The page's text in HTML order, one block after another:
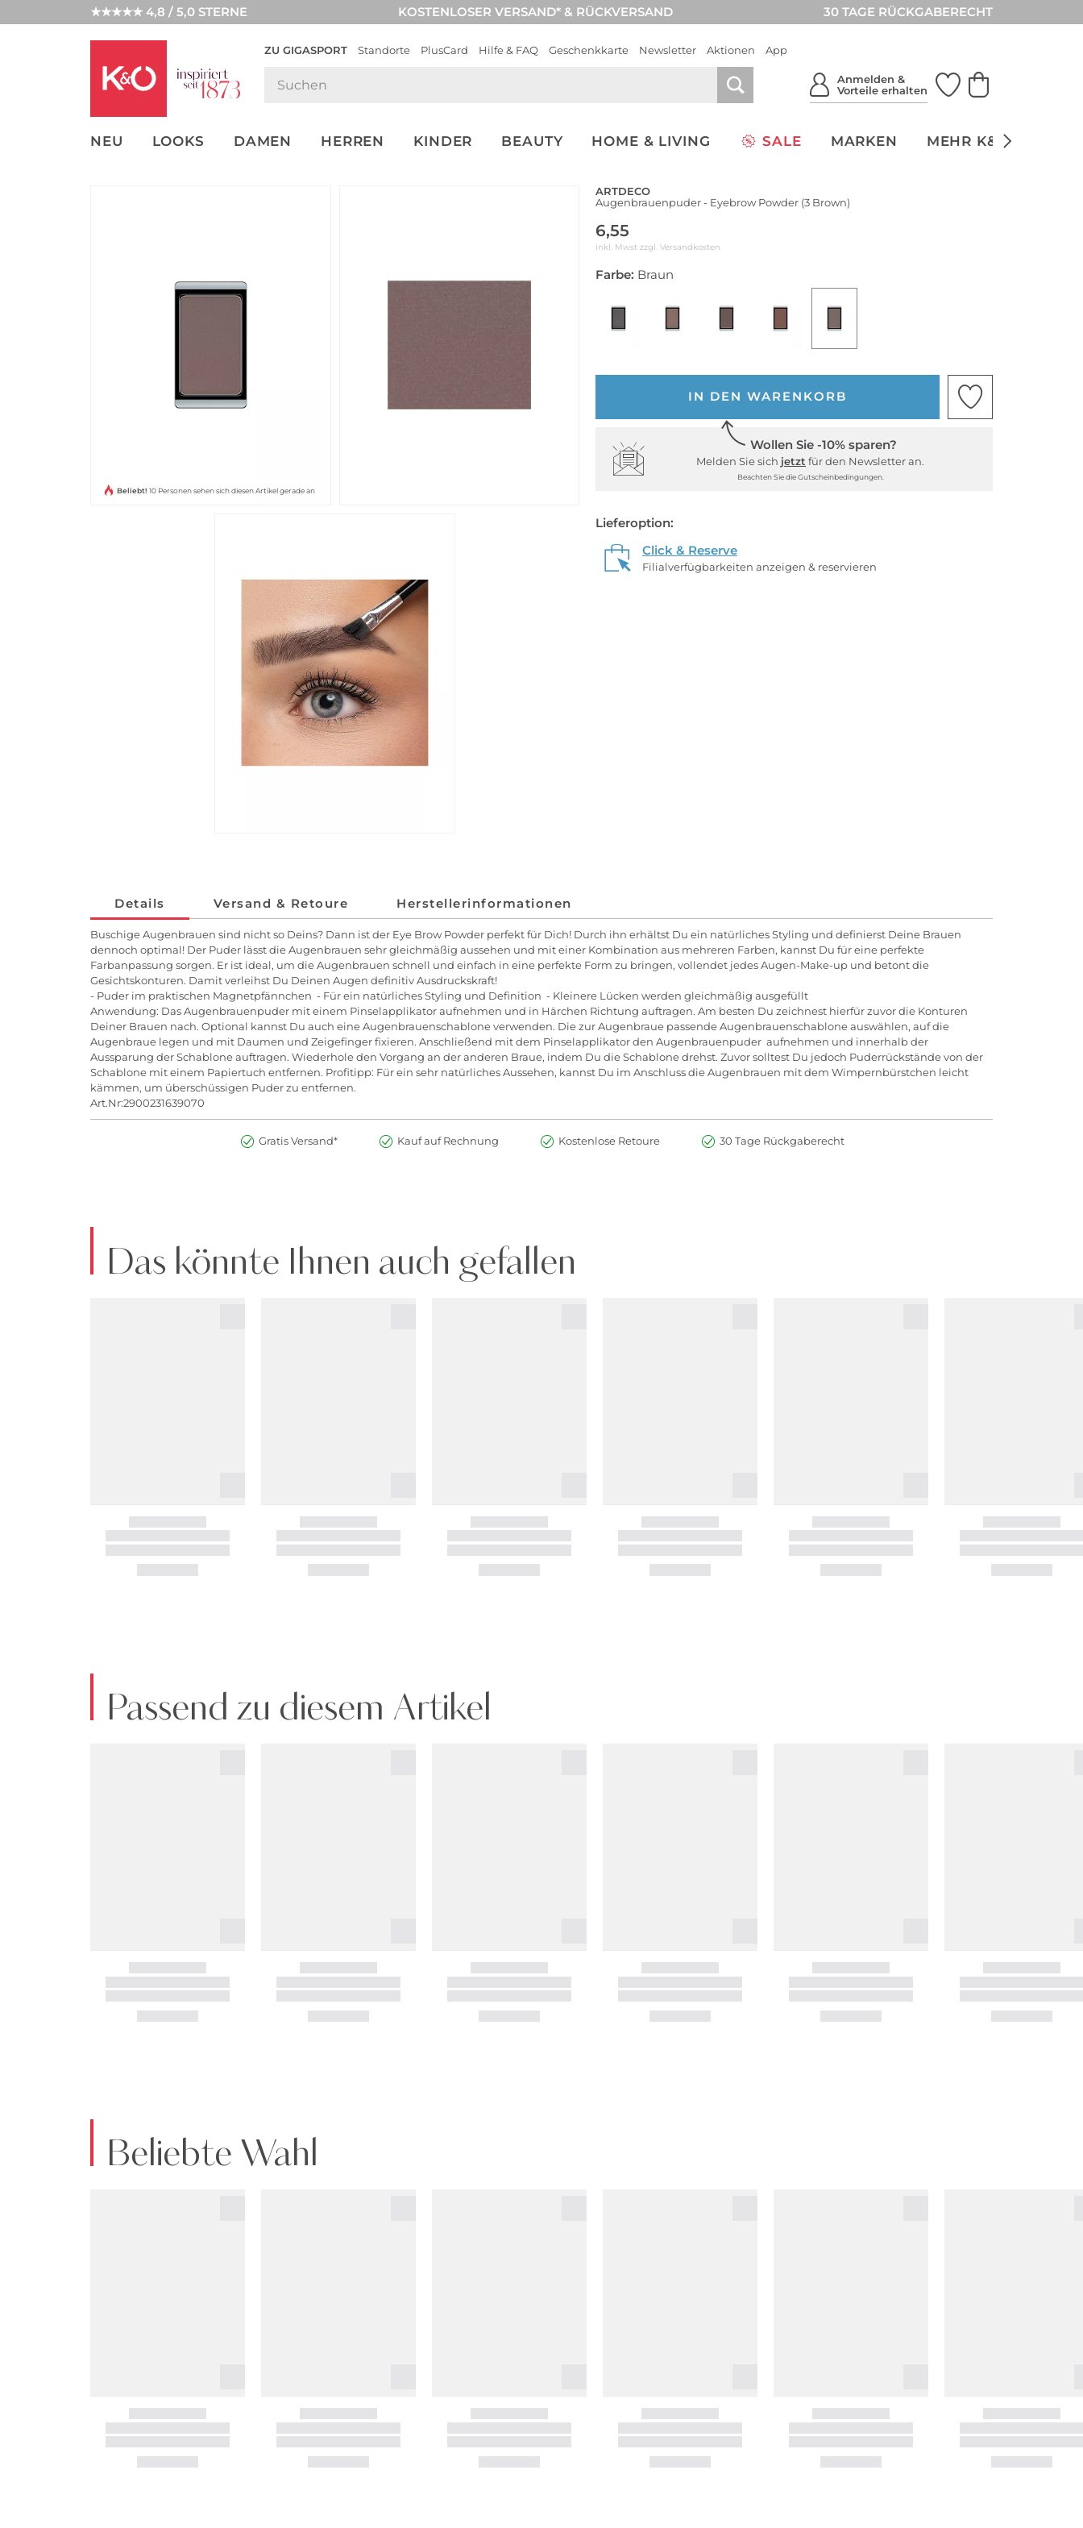
★★★★★ 4,8 / 5,0 STERNE KOSTENLOSER VERSAND* & RÜCKVERSAND 30 TAGE RÜCKGABERECHT
ZU GIGASPORT Standorte PlusCard Hilfe & FAQ Geschenkkarte Newsletter Aktionen App
Anmelden &
Vorteile erhalten
NEU LOOKS DAMEN HERREN KINDER BEAUTY HOME & LIVING SALE MARKEN MEHR K&Ö
UNSERE APP
CLICK &
Beliebt! 10 Personen sehen sich diesen Artikel gerade an
ARTDECO
Augenbrauenpuder - Eyebrow Powder (3 Brown)
6,55
inkl. Mwst zzgl. Versandkosten
Farbe: Braun
IN DEN WARENKORB
Wollen Sie -10% sparen?
Melden Sie sich jetzt für den Newsletter an.
Beachten Sie die Gutscheinbedingungen.
Lieferoption:
Click & Reserve
Filialverfügbarkeiten anzeigen & reservieren
Details Versand & Retoure Herstellerinformationen
Buschige Augenbrauen sind nicht so Deins? Dann ist der Eye Brow Powder perfekt für Dich! Durch ihn erhältst Du ein natürliches Styling und definierst Deine Brauen
dennoch optimal! Der Puder lässt die Augenbrauen sehr gleichmäßig aussehen und mit einer Kombination aus mehreren Farben, kannst Du für eine perfekte
Farbanpassung sorgen. Er ist ideal, um die Augenbrauen schnell und einfach in eine perfekte Form zu bringen, vollendet jedes Augen-Make-up und betont die
Gesichtskonturen. Damit verleihst Du Deinen Augen definitiv Ausdruckskraft!
- Puder im praktischen Magnetpfännchen - Für ein natürliches Styling und Definition - Kleinere Lücken werden gleichmäßig ausgefüllt
Anwendung: Das Augenbrauenpuder mit einem Pinselapplikator aufnehmen und in Härchen Richtung auftragen. Am besten Du zeichnest hierfür zuvor die Konturen
Deiner Brauen nach. Optional kannst Du auch eine Augenbrauenschablone verwenden. Die zur Augenbraue passende Augenbrauenschablone auswählen, auf die
Augenbraue legen und mit Daumen und Zeigefinger fixieren. Anschließend mit dem Pinselapplikator den Augenbrauenpuder aufnehmen und innerhalb der
Aussparung der Schablone auftragen. Wiederhole den Vorgang an der anderen Braue, indem Du die Schablone drehst. Zuvor solltest Du jedoch Puderrückstände von der
Schablone mit einem Papiertuch entfernen. Profitipp: Für ein sehr natürliches Aussehen, kannst Du im Anschluss die Augenbrauen mit dem Wimpernbürstchen leicht
kämmen, um überschüssigen Puder zu entfernen.
Art.Nr:2900231639070
Gratis Versand* Kauf auf Rechnung Kostenlose Retoure 30 Tage Rückgaberecht
Das könnte Ihnen auch gefallen
Passend zu diesem Artikel
Beliebte Wahl